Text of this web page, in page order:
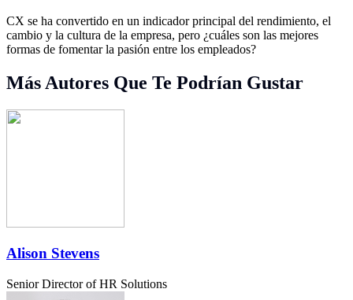
CX se ha convertido en un indicador principal del rendimiento, el
cambio y la cultura de la empresa, pero ¿cuáles son las mejores
formas de fomentar la pasión entre los empleados?
Más Autores Que Te Podrían Gustar
Alison Stevens
Senior Director of HR Solutions